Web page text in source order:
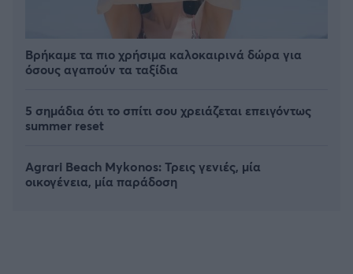
Βρήκαμε τα πιο χρήσιμα καλοκαιρινά δώρα για
όσους αγαπούν τα ταξίδια
5 σημάδια ότι το σπίτι σου χρειάζεται επειγόντως
summer reset
Agrari Beach Mykonos: Τρεις γενιές, μία
οικογένεια, μία παράδοση